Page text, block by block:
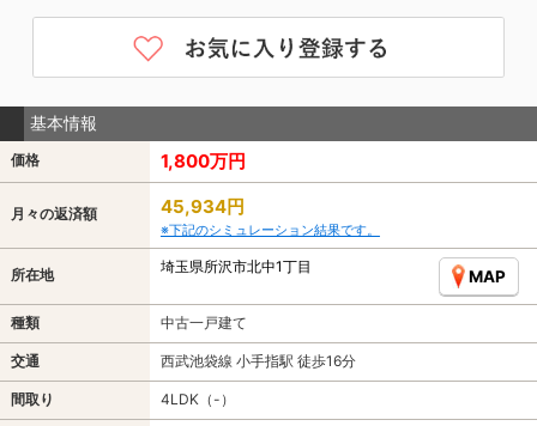
基本情報
価格 1,800万円
月々の返済額 45,934円
※下記のシミュレーション結果です。
所在地 埼玉県所沢市北中1丁目
MAP
種類 中古一戸建て
交通 西武池袋線 小手指駅 徒歩16分
間取り 4LDK（-）